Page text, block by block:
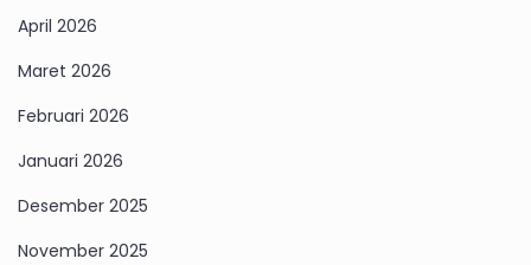
April 2026
Maret 2026
Februari 2026
Januari 2026
Desember 2025
November 2025